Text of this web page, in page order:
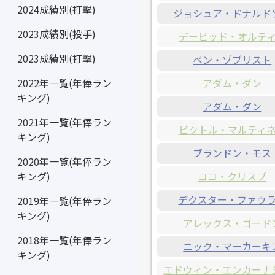
2024成績別(打撃)
2023成績別(投手)
2023成績別(打撃)
2022年一覧(年俸ラン
キング)
2021年一覧(年俸ラン
キング)
2020年一覧(年俸ラン
キング)
2019年一覧(年俸ラン
キング)
2018年一覧(年俸ラン
キング)
ジョシュア・ドナルド
デービッド・オルテ
ベン・ゾブリスト
アダム・ダン
アダム・ダン
ビクトル・マルティ
ブランドン・モス
ココ・クリスプ
デクスター・ファウ
アレックス・ゴード
ニック・マーカーキ
エドウィン・エンカーナ